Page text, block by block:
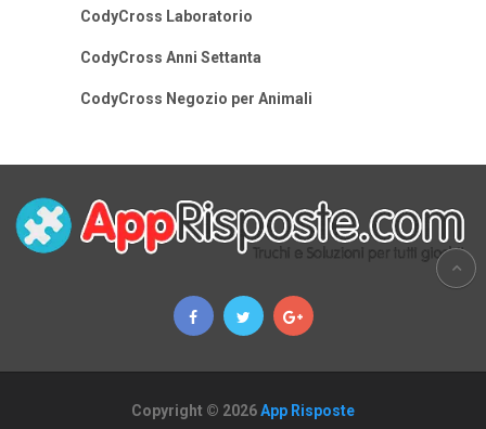
CodyCross Laboratorio
CodyCross Anni Settanta
CodyCross Negozio per Animali
Copyright © 2026App Risposte